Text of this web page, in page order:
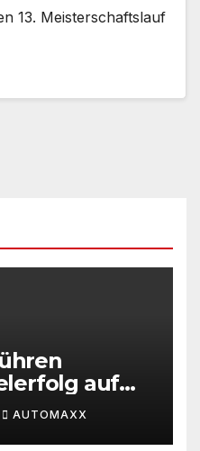
13. Meisterschaftslauf
auf
an
AUTOMAXX